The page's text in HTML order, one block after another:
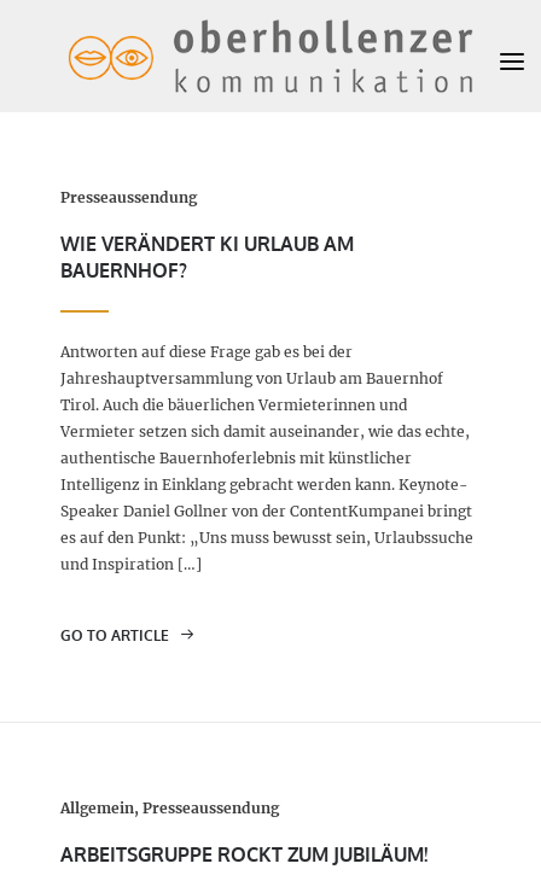
Presseaussendung
WIE VERÄNDERT KI URLAUB AM
BAUERNHOF?
Antworten auf diese Frage gab es bei der
Jahreshauptversammlung von Urlaub am Bauernhof
Tirol. Auch die bäuerlichen Vermieterinnen und
Vermieter setzen sich damit auseinander, wie das echte,
authentische Bauernhoferlebnis mit künstlicher
Intelligenz in Einklang gebracht werden kann. Keynote-
Speaker Daniel Gollner von der ContentKumpanei bringt
es auf den Punkt: „Uns muss bewusst sein, Urlaubssuche
und Inspiration […]
GO TO ARTICLE
Allgemein, Presseaussendung
ARBEITSGRUPPE ROCKT ZUM JUBILÄUM!